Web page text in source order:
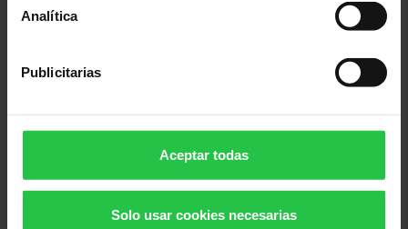
Analítica
Publicitarias
Aceptar todas
Solo usar cookies necesarias
¿Qué es el cáncer y qué podemos
hacer desde la investigación para
combatirlo?